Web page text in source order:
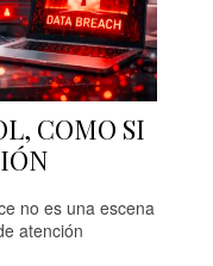
COMO SI
no es una escena
atención